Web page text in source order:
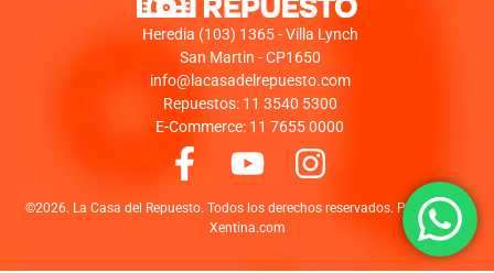
Heredia (103) 1365 - Villa Lynch
San Martin - CP1650
info@lacasadelrepuesto.com
Repuestos: 11 3540 5300
E-Commerce: 11 7655 0000
©2026. La Casa del Repuesto. Todos los derechos reservados. Powered by:
Xentina.com